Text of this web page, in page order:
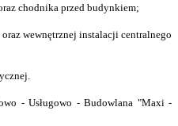
chodnika przed budynkiem;
wewnętrznej instalacji centralnego
- Usługowo - Budowlana "Maxi -